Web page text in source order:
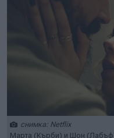
снимка: Netflix
Марта (Кърби) и Шон